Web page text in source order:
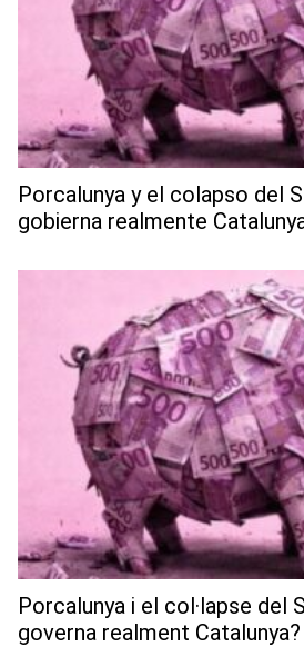
Porcalunya y el colapso del
gobierna realmente
Porcalunya i el col·lapse del
governa realment Catalunya?